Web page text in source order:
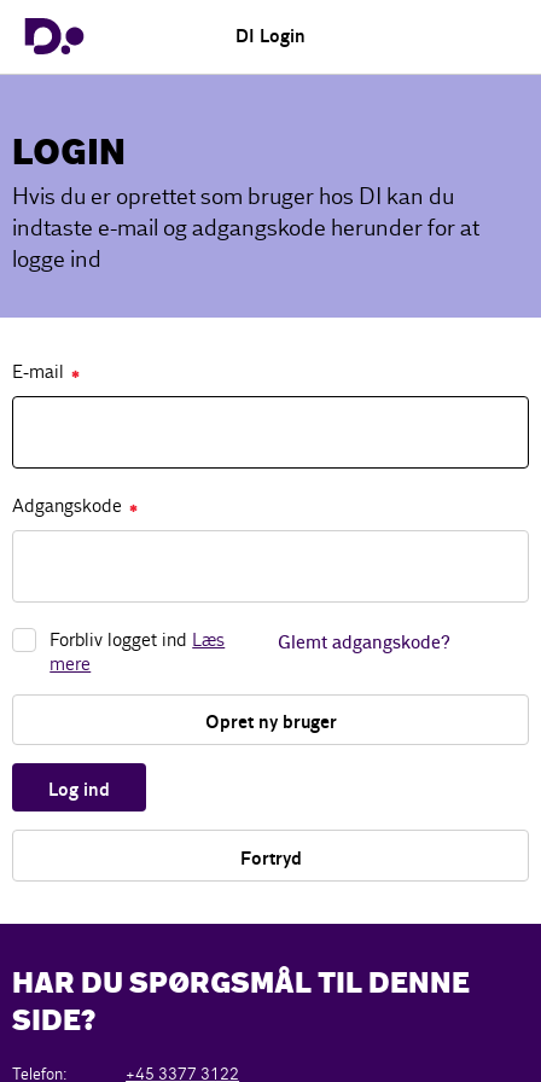
DI Login
LOGIN
Hvis du er oprettet som bruger hos DI kan du
indtaste e-mail og adgangskode herunder for at
logge ind
E-mail ✱
Adgangskode ✱
Forbliv logget ind Læs
mere
Glemt adgangskode?
Opret ny bruger
Log ind
Fortryd
HAR DU SPØRGSMÅL TIL DENNE
SIDE?
Telefon: +45 3377 3122